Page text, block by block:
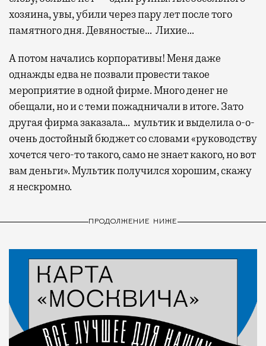
хозяина, увы, убили через пару лет после того
памятного дня. Девяностые… Лихие…
А потом начались корпоративы! Меня даже
однажды едва не позвали провести такое
мероприятие в одной фирме. Много денег не
обещали, но и с теми пожадничали в итоге. Зато
другая фирма заказала… мультик и выделила о-о-
очень достойный бюджет со словами «руководству
хочется чего-то такого, само не знает какого, но вот
вам деньги». Мультик получился хорошим, скажу
я нескромно.
ПРОДОЛЖЕНИЕ НИЖЕ